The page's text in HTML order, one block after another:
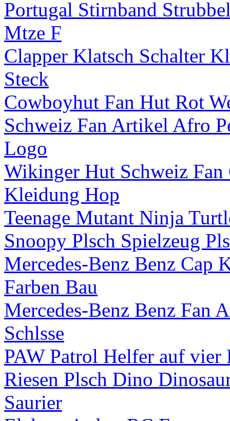
Portugal Stirnband
Mtze F
Clapper Klatsch Schalter
Steck
Cowboyhut Fan Hut Rot
Schweiz Fan Artikel Afro
Logo
Wikinger Hut Schweiz
Kleidung Hop
Teenage Mutant Ninja
Snoopy Plsch Spielzeug
Mercedes-Benz Benz Cap
Farben Bau
Mercedes-Benz Benz Fan
Schlsse
PAW Patrol Helfer auf vier
Riesen Plsch Dino
Saurier